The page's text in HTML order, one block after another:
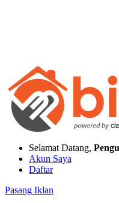
Selamat Datang,
Akun Saya
Daftar
Pasang Iklan